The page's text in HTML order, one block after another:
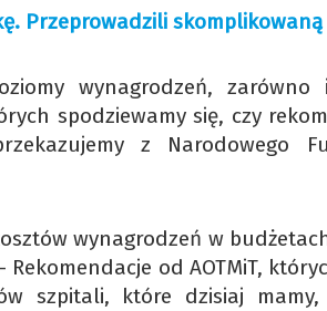
Przeprowadzili skomplikowaną
wynagrodzeń,
spodziewamy się, czy
z Narodowego
wynagrodzeń w
od AOTMiT,
szpitali, które dzisiaj